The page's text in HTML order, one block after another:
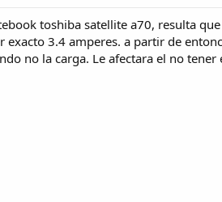
toshiba satellite a70, resulta
3.4 amperes. a partir de
no la carga. Le afectara el no tener